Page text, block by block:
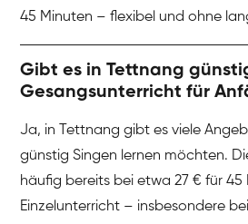
45 Minuten – flexibel und ohne
Gibt es in Tettnang
Gesangsunterricht für
Ja, in Tettnang gibt es viele
günstig Singen lernen möchten.
häufig bereits bei etwa 27 € für 45
Einzelunterricht – insbesondere